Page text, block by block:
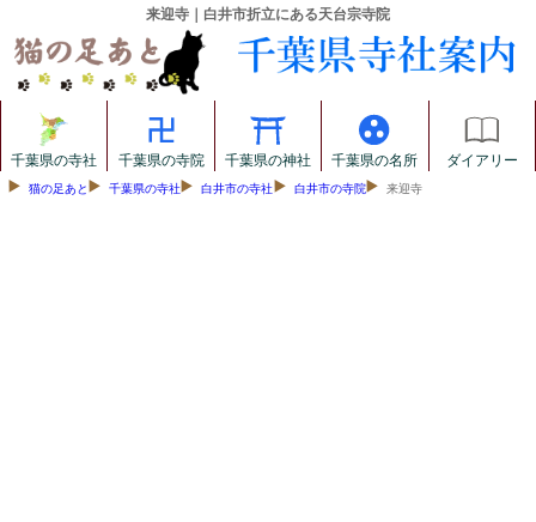
来迎寺｜白井市折立にある天台宗寺院
千葉県の寺社 千葉県の寺院 千葉県の神社 千葉県の名所 ダイアリー
猫の足あと 千葉県の寺社 白井市の寺社 白井市の寺院 来迎寺